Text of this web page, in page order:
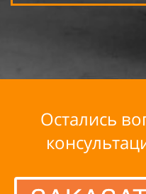
Остались